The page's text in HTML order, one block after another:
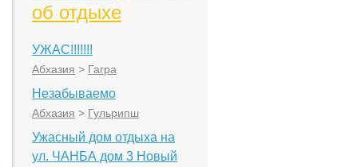
об отдыхе
УЖАС!!!!!!!
Абхазия > Гагра
Незабываемо
Абхазия > Гульрипш
Ужасный дом отдыха на
ул. ЧАНБА дом 3 Новый